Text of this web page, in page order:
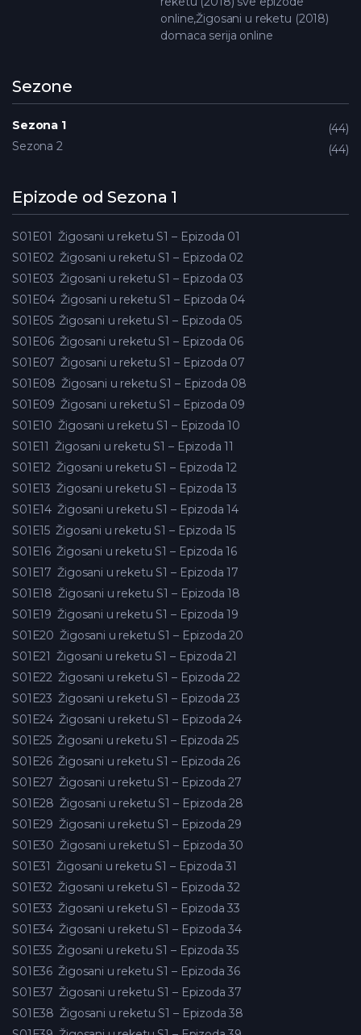
online,Žigosani u reketu (2018)
domaca serija online
Sezone
Sezona 1
44
Sezona 2
44
Epizode od Sezona 1
S01E01 Žigosani u reketu S1 – Epizoda 01
S01E02 Žigosani u reketu S1 – Epizoda 02
S01E03 Žigosani u reketu S1 – Epizoda 03
S01E04 Žigosani u reketu S1 – Epizoda 04
S01E05 Žigosani u reketu S1 – Epizoda 05
S01E06 Žigosani u reketu S1 – Epizoda 06
S01E07 Žigosani u reketu S1 – Epizoda 07
S01E08 Žigosani u reketu S1 – Epizoda 08
S01E09 Žigosani u reketu S1 – Epizoda 09
S01E10 Žigosani u reketu S1 – Epizoda 10
S01E11 Žigosani u reketu S1 – Epizoda 11
S01E12 Žigosani u reketu S1 – Epizoda 12
S01E13 Žigosani u reketu S1 – Epizoda 13
S01E14 Žigosani u reketu S1 – Epizoda 14
S01E15 Žigosani u reketu S1 – Epizoda 15
S01E16 Žigosani u reketu S1 – Epizoda 16
S01E17 Žigosani u reketu S1 – Epizoda 17
S01E18 Žigosani u reketu S1 – Epizoda 18
S01E19 Žigosani u reketu S1 – Epizoda 19
S01E20 Žigosani u reketu S1 – Epizoda 20
S01E21 Žigosani u reketu S1 – Epizoda 21
S01E22 Žigosani u reketu S1 – Epizoda 22
S01E23 Žigosani u reketu S1 – Epizoda 23
S01E24 Žigosani u reketu S1 – Epizoda 24
S01E25 Žigosani u reketu S1 – Epizoda 25
S01E26 Žigosani u reketu S1 – Epizoda 26
S01E27 Žigosani u reketu S1 – Epizoda 27
S01E28 Žigosani u reketu S1 – Epizoda 28
S01E29 Žigosani u reketu S1 – Epizoda 29
S01E30 Žigosani u reketu S1 – Epizoda 30
S01E31 Žigosani u reketu S1 – Epizoda 31
S01E32 Žigosani u reketu S1 – Epizoda 32
S01E33 Žigosani u reketu S1 – Epizoda 33
S01E34 Žigosani u reketu S1 – Epizoda 34
S01E35 Žigosani u reketu S1 – Epizoda 35
S01E36 Žigosani u reketu S1 – Epizoda 36
S01E37 Žigosani u reketu S1 – Epizoda 37
S01E38 Žigosani u reketu S1 – Epizoda 38